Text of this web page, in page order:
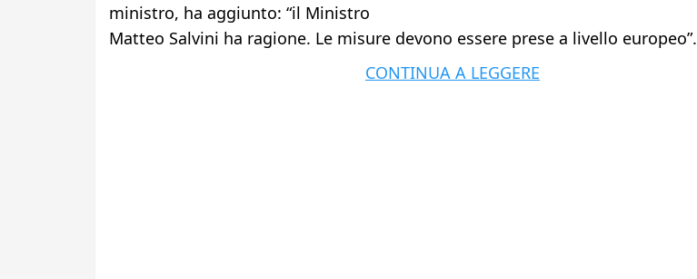
ministro, ha aggiunto: “il Ministro
Matteo Salvini ha ragione. Le misure devono essere prese a livello europeo”.
CONTINUA A LEGGERE